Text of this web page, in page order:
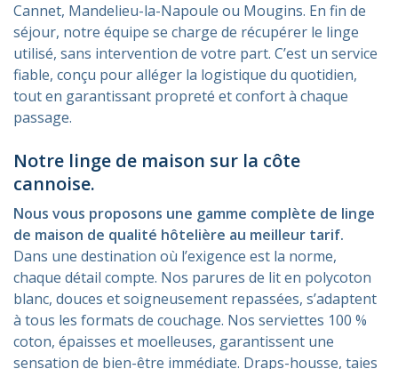
Cannet, Mandelieu-la-Napoule ou Mougins. En fin de
séjour, notre équipe se charge de récupérer le linge
utilisé, sans intervention de votre part. C’est un service
fiable, conçu pour alléger la logistique du quotidien,
tout en garantissant propreté et confort à chaque
passage.
Notre linge de maison sur la côte
cannoise.
Nous vous proposons une gamme complète de linge
de maison de qualité hôtelière au meilleur tarif.
Dans une destination où l’exigence est la norme,
chaque détail compte. Nos parures de lit en polycoton
blanc, douces et soigneusement repassées, s’adaptent
à tous les formats de couchage. Nos serviettes 100 %
coton, épaisses et moelleuses, garantissent une
sensation de bien-être immédiate. Draps-housse, taies